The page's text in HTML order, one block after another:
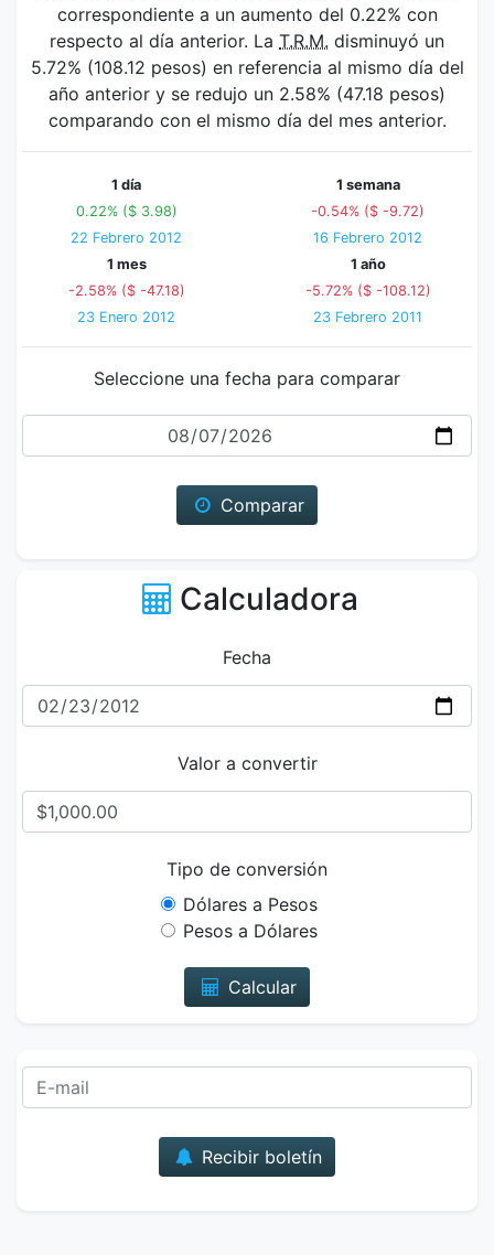
correspondiente a un aumento del 0.22% con
respecto al día anterior. La T.R.M. disminuyó un
5.72% (108.12 pesos) en referencia al mismo día del
año anterior y se redujo un 2.58% (47.18 pesos)
comparando con el mismo día del mes anterior.
1 día
0.22% ($ 3.98)
22 Febrero 2012
1 semana
-0.54% ($ -9.72)
16 Febrero 2012
1 mes
-2.58% ($ -47.18)
23 Enero 2012
1 año
-5.72% ($ -108.12)
23 Febrero 2011
Seleccione una fecha para comparar
Fecha
Comparar
Calculadora
Fecha
Valor a convertir
Tipo de conversión
Dólares a Pesos
Pesos a Dólares
Calcular
Recibir boletín